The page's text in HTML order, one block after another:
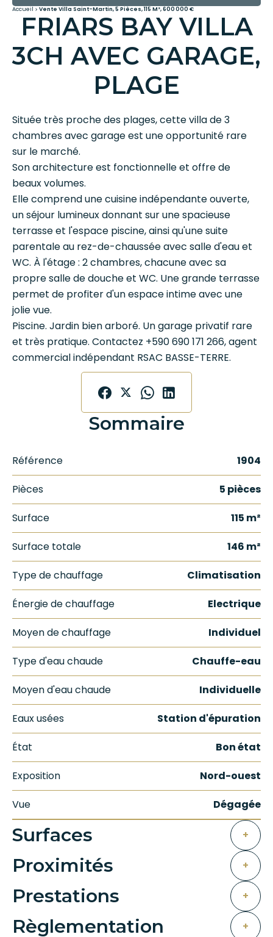
Accueil Vente Villa Saint-Martin, 5 Pièces, 115 M², 600 000 €
FRIARS BAY VILLA
3CH AVEC GARAGE,
PLAGE
Située très proche des plages, cette villa de 3
chambres avec garage est une opportunité rare
sur le marché.
Son architecture est fonctionnelle et offre de
beaux volumes.
Elle comprend une cuisine indépendante ouverte,
un séjour lumineux donnant sur une spacieuse
terrasse et l'espace piscine, ainsi qu'une suite
parentale au rez-de-chaussée avec salle d'eau et
WC. À l'étage : 2 chambres, chacune avec sa
propre salle de douche et WC. Une grande terrasse
permet de profiter d'un espace intime avec une
jolie vue.
Piscine. Jardin bien arboré. Un garage privatif rare
et très pratique. Contactez +590 690 171 266, agent
commercial indépendant RSAC BASSE-TERRE.
Sommaire
Référence 1904
Pièces 5 pièces
Surface 115 m²
Surface totale 146 m²
Type de chauffage Climatisation
Énergie de chauffage Electrique
Moyen de chauffage Individuel
Type d'eau chaude Chauffe-eau
Moyen d'eau chaude Individuelle
Eaux usées Station d'épuration
État Bon état
Exposition Nord-ouest
Vue Dégagée
Surfaces +
Proximités +
Prestations +
Règlementation +